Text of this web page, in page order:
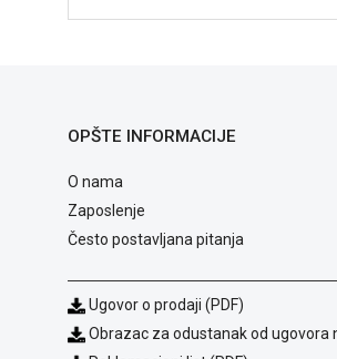
OPŠTE INFORMACIJE
O nama
Zaposlenje
Često postavljana pitanja
Ugovor o prodaji (PDF)
Obrazac za odustanak od ugovora